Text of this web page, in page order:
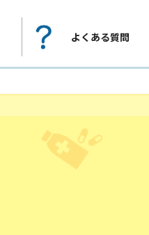
よくある質問